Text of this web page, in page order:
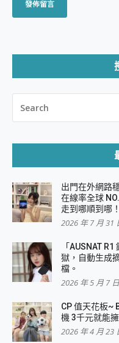
FOR:
出門在外網路
在線率全球
走到哪順到哪！
2026 年 7 月 31
「AUSNAT
獄，自動生成
檔。
2026 年 5 月 7 日
CP 值天花板~
機 3千元就能
2026 年 4 月 23